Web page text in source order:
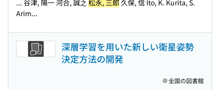
... 谷津, 陽一 河合, 誠之 松永, 三郎久保, 信 Ito, K. Kurita, S.
Arim...
深層学習を用いた新しい衛星姿勢
決定方法の開発
全国の図書館